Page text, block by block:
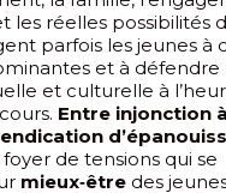
les réelles possibilités
parfois les jeunes à
et à défendre
et culturelle à
Entre injonction
de tensions qui se
mieux‐être des